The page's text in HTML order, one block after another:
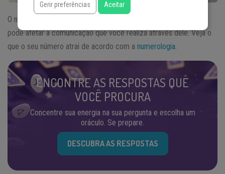
O número do nosso telefone, seja o celular ou o telefone fixo,
pode afetar a comunicação que você realiza através dele. Veja o
que o seu número atrai de acordo com a numerologia
ENCONTRE AS RESPOSTAS QUE
VOCÊ PROCURA
Concentre sua energia na sua pergunta e escolha um
oráculo. Se prepare.
DESCUBRA AS RESPOSTAS
Gerir preferências Aceitar